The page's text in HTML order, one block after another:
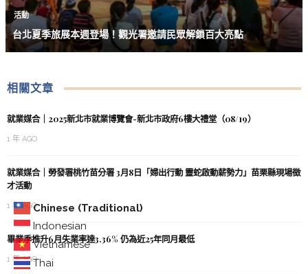
Chinese (Traditional)
Indonesian
Vietnamese
Thai
活動
台北夏季旅展本週登場！觀光署邀請民眾解鎖百大亮點
相關文章
就業媒合｜2025新北市就業博覽會-新北市政府6樓大禮堂（08/19）
1 年 AGO
就業媒合｜勞發署桃竹苗分署 3月8日「婦出行動 靈蛇啟動薪勢力」苗栗縣現場徵
才活動
1 年 AGO
畢業季推升6月失業率達3.36% 仍為近25年同月最低
1 年 AGO